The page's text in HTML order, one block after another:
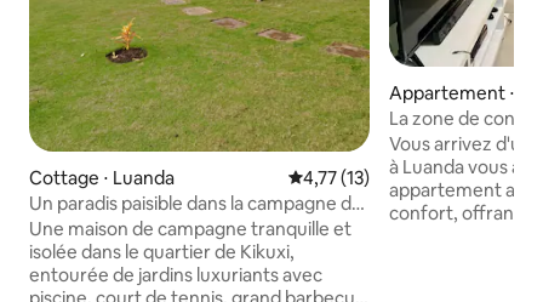
Cottage ⋅ Luanda Évaluation moyenne sur la
4,77 (13)
Un paradis paisible dans la campagne de
Luanda
Une maison de campagne tranquille et
isolée dans le quartier de Kikuxi,
entourée de jardins luxuriants avec
Appartement ⋅
La zone de
Vous arrivez d'un
à Luanda vous
appartement a
confort, offrant